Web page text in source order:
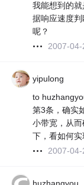
我能想到的
据响应速度
呢？
2007-04-
yipulong
to
第3条，确实
小带宽，从
下，看如何
2007-04-